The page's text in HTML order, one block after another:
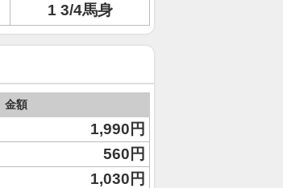
1 3/4馬身
金額
1,990円
560円
1,030円